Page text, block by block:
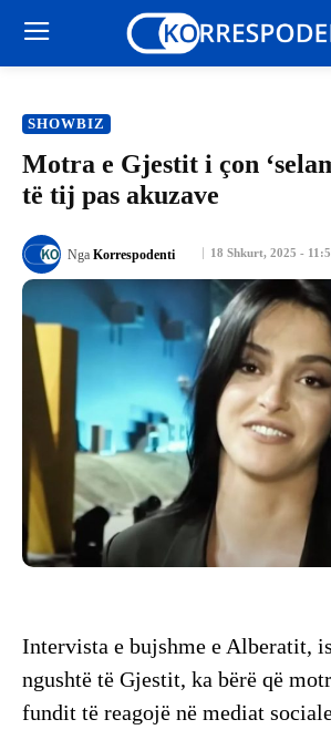
SHOWBIZ
Motra e Gjestit i çon
të tij pas akuzave
18 Shkurt, 2025 -
Nga Korrespodenti
Intervista e bujshme e Alberatit,
ngushtë të Gjestit, ka bërë që
fundit të reagojë në mediat